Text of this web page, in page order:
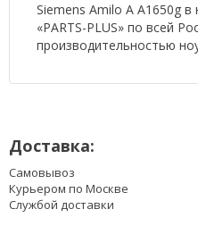
Siemens Amilo A A1650g
«PARTS-PLUS» по всей
производительностью
Доставка:
Самовывоз
Курьером по Москве
Службой доставки